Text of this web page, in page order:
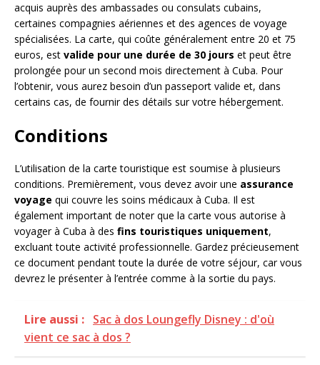
acquis auprès des ambassades ou consulats cubains,
certaines compagnies aériennes et des agences de voyage
spécialisées. La carte, qui coûte généralement entre 20 et 75
euros, est valide pour une durée de 30 jours et peut être
prolongée pour un second mois directement à Cuba. Pour
l’obtenir, vous aurez besoin d’un passeport valide et, dans
certains cas, de fournir des détails sur votre hébergement.
Conditions
L’utilisation de la carte touristique est soumise à plusieurs
conditions. Premièrement, vous devez avoir une assurance
voyage qui couvre les soins médicaux à Cuba. Il est
également important de noter que la carte vous autorise à
voyager à Cuba à des fins touristiques uniquement,
excluant toute activité professionnelle. Gardez précieusement
ce document pendant toute la durée de votre séjour, car vous
devrez le présenter à l’entrée comme à la sortie du pays.
Lire aussi : Sac à dos Loungefly Disney : d'où
vient ce sac à dos ?